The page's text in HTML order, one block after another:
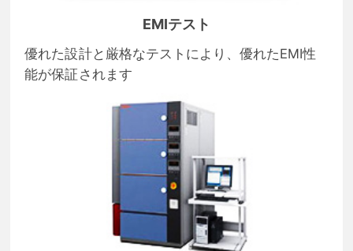
EMIテスト
優れた設計と厳格なテストにより、優れたEMI性
能が保証されます